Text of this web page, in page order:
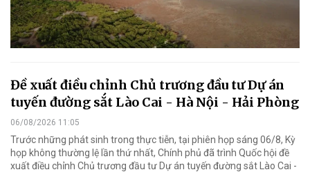
Đề xuất điều chỉnh Chủ trương đầu tư Dự án
tuyến đường sắt Lào Cai - Hà Nội - Hải Phòng
06/08/2026 11:05
Trước những phát sinh trong thực tiễn, tại phiên họp sáng 06/8, Kỳ
họp không thường lệ lần thứ nhất, Chính phủ đã trình Quốc hội đề
xuất điều chỉnh Chủ trương đầu tư Dự án tuyến đường sắt Lào Cai -